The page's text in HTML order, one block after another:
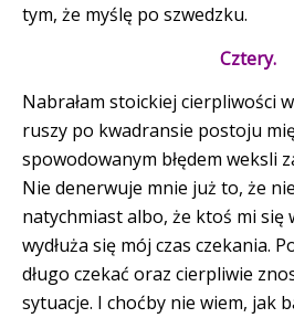
tym, że myślę po szwedzku.
Cztery.
Nabrałam stoickiej cierpliwości
ruszy po kwadransie postoju
spowodowanym błędem weksli
Nie denerwuje mnie już to, że
natychmiast albo, że ktoś mi się
wydłuża się mój czas czekania.
długo czekać oraz cierpliwie
sytuacje. I choćby nie wiem, jak